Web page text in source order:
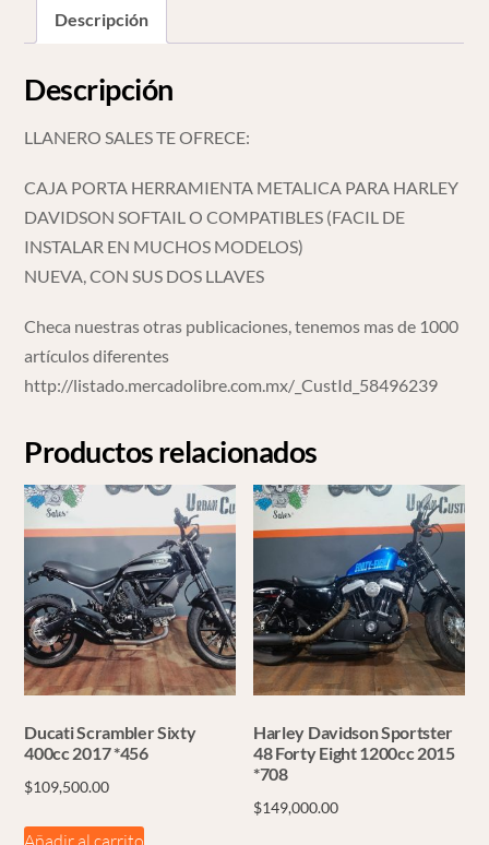
Descripción
Descripción
LLANERO SALES TE OFRECE:
CAJA PORTA HERRAMIENTA METALICA PARA HARLEY
DAVIDSON SOFTAIL O COMPATIBLES (FACIL DE
INSTALAR EN MUCHOS MODELOS)
NUEVA, CON SUS DOS LLAVES
Checa nuestras otras publicaciones, tenemos mas de 1000
artículos diferentes
http://listado.mercadolibre.com.mx/_CustId_58496239
Productos relacionados
Ducati Scrambler Sixty
400cc 2017 *456
$109,500.00
Harley Davidson Sportster
48 Forty Eight 1200cc 2015
*708
$149,000.00